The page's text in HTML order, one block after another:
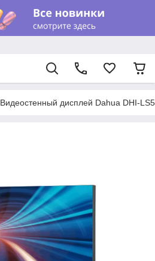
Видеостенный дисплей Dahua DHI-